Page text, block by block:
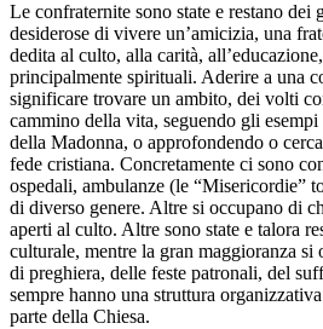
Le confraternite sono state e restano dei
desiderose di vivere un’amicizia, una
dedita al culto, alla carità,
principalmente spirituali. Aderire a una
significare trovare un ambito, dei volti
cammino della vita, seguendo gli esempi
della Madonna, o approfondendo o
fede cristiana. Concretamente ci sono
ospedali, ambulanze (le “Misericordie”
di diverso genere. Altre si occupano di
aperti al culto. Altre sono state e talora
culturale, mentre la gran maggioranza si
di preghiera, delle feste patronali, del
sempre hanno una struttura
parte della Chiesa.